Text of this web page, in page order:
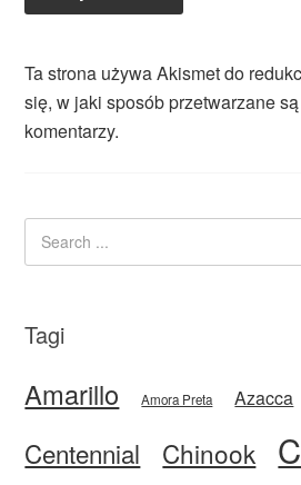
Ta strona używa Akismet do
się, w jaki sposób przetwarzane
komentarzy.
Tagi
Amarillo Amora Preta Azacca
Centennial Chinook